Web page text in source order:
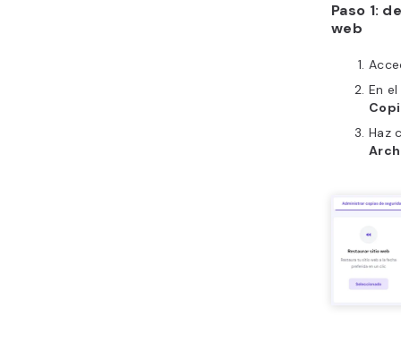
Paso 1:
web
En
Haz